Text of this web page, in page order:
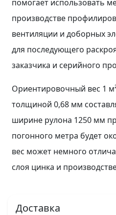
помогает использовать
производстве
вентиляции и доборных
для последующего
заказчика и серийного
Ориентировочный вес 1
толщиной 0,68 мм
ширине рулона 1250 мм
погонного метра будет
вес может немного
слоя цинка и
Доставка